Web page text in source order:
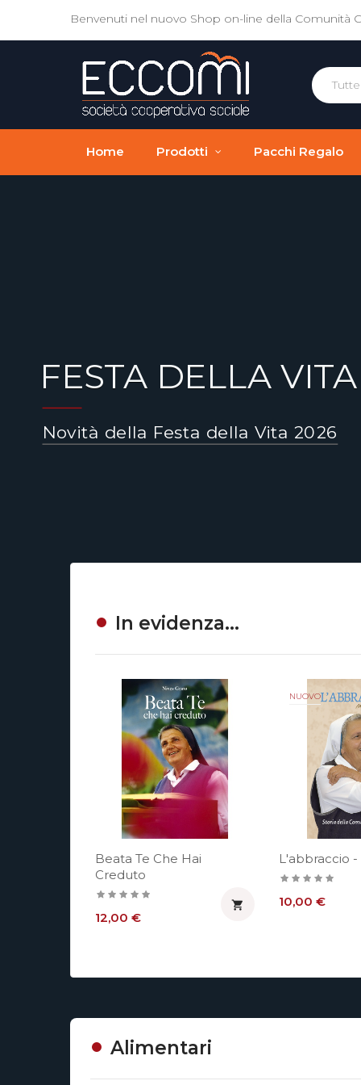
Benvenuti nel nuovo Shop on-line della Comunità
Home Prodotti Pacchi Regalo
FESTA DELLA VITA
Novità della Festa della Vita 2026
In evidenza...
Beata Te Che Hai
Creduto
Prezzo
12,00 €

NUOVO
L'abbraccio -
Prezzo
10,00 €
Alimentari